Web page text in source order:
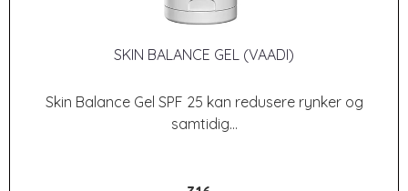
SKIN BALANCE GEL (VAADI)
Skin Balance Gel SPF 25 kan redusere rynker og
samtidig...